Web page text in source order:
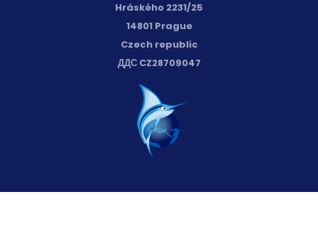
Hráského 2231/25
14801 Prague
Czech republic
ДДС CZ28709047